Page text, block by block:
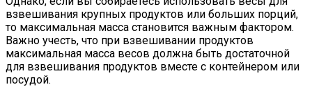
взвешивания крупных продуктов или больших порций,
то максимальная масса становится важным фактором.
Важно учесть, что при взвешивании продуктов
максимальная масса весов должна быть достаточной
для взвешивания продуктов вместе с контейнером или
посудой.